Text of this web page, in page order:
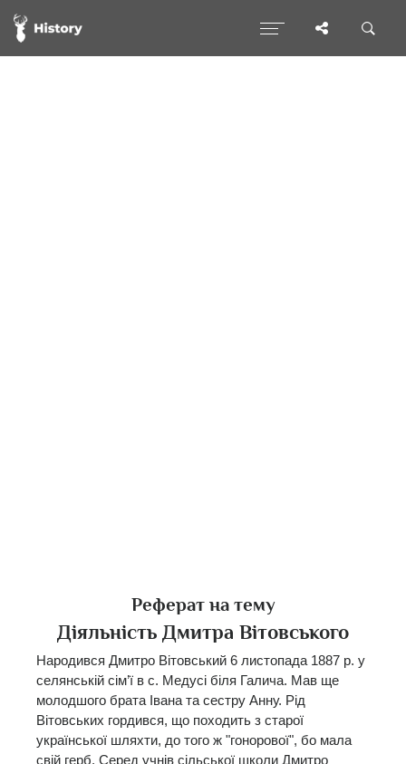
Реферат на тему
Діяльність Дмитра Вітовського
Народився Дмитро Вітовський 6 листопада 1887 р. у
селянській сім’ї в с. Медусі біля Галича. Мав ще
молодшого брата Івана та сестру Анну. Рід
Вітовських гордився, що походить з старої
української шляхти, до того ж "гонорової", бо мала
свій герб. Серед учнів сільської школи Дмитро